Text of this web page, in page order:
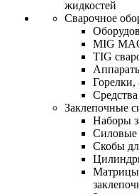
жидкостей
Сварочное
MIG
TIG
Горелки,
Заклепочные
Наборы
Силовые
Скобы